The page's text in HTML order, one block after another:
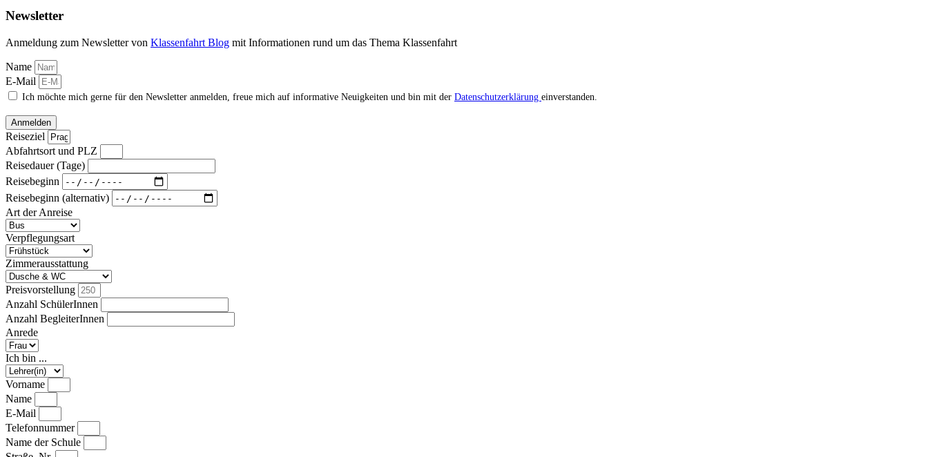
Newsletter
Anmeldung zum Newsletter von Klassenfahrt Blog mit Informationen rund um das Thema Klassenfahrt
Name
E-Mail
Ich möchte mich gerne für den Newsletter anmelden, freue mich auf informative Neuigkeiten und bin mit der Datenschutzerklärung einverstanden.
Anmelden
Reiseziel
Abfahrtsort und PLZ
Reisedauer (Tage)
Reisebeginn
Reisebeginn (alternativ)
Art der Anreise
Verpflegungsart
Zimmerausstattung
Preisvorstellung
Anzahl SchülerInnen
Anzahl BegleiterInnen
Anrede
Ich bin ...
Vorname
Name
E-Mail
Telefonnummer
Name der Schule